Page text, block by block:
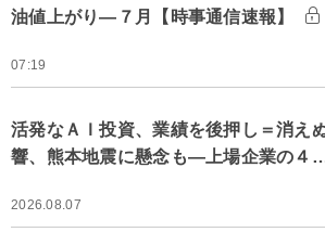
油値上がり―７月【時事通信速報】
07:19
活発なＡＩ投資、業績を後押し＝消え
響、熊本地震に懸念も―上場企業の４
2026.08.07